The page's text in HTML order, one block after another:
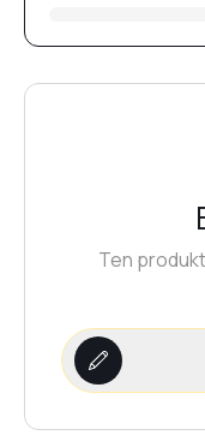
Ten